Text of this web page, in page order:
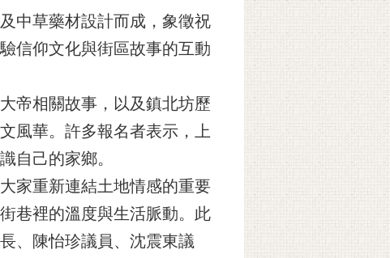
中草藥材設計而成，象徵祝
信仰文化與街區故事的互動
帝相關故事，以及鎮北坊歷
風華。許多報名者表示，上
自己的家鄉。
家重新連結土地情感的重要
巷裡的溫度與生活脈動。此
、陳怡珍議員、沈震東議